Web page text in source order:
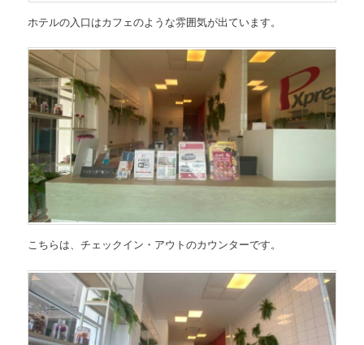
ホテルの入口はカフェのような雰囲気が出ています。
こちらは、チェックイン・アウトのカウンターです。